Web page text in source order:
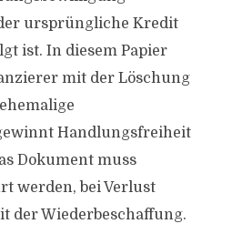
ursprüngliche Kredit
ist. In diesem Papier
mit der Löschung
Handlungsfreiheit
Dokument muss
werden, bei Verlust
der Wiederbeschaffung.